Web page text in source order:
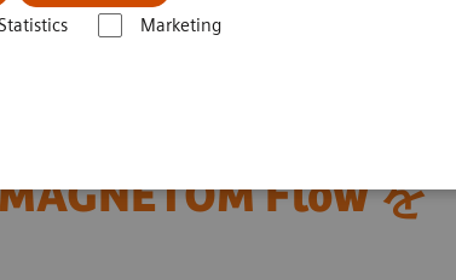
Marketing
経営を支える1.5T
Flow を